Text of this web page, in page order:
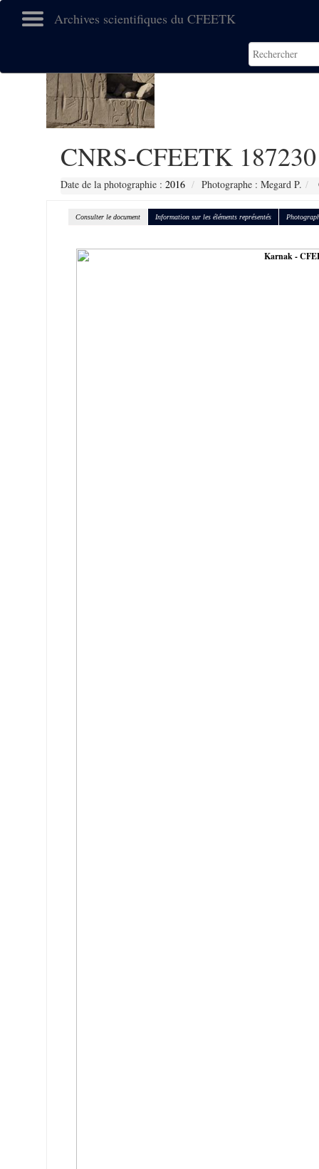
Archives scientifiques du CFEETK
CNRS-CFEETK 187230
Date de la photographie : 2016 Photographe : Megard P.
Consulter le document Information sur les éléments représentés